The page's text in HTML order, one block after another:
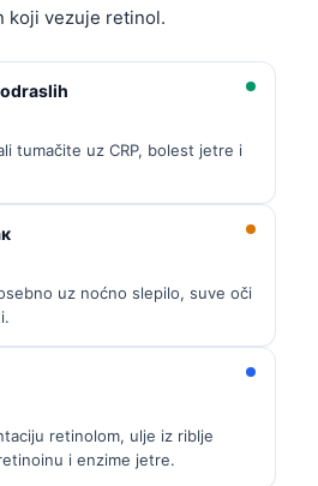
vezuje retinol.
tumačite uz CRP, bolest jetre i
uz noćno slepilo, suve oči
retinolom, ulje iz riblje
i enzime jetre.